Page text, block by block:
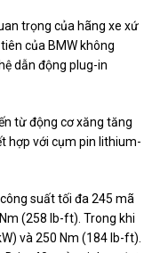
trọng của hãng xe xứ
của BMW không
dẫn động plug-in
từ động cơ xăng tăng
hợp với cụm pin lithium-
suất tối đa 245 mã
(258 lb-ft). Trong khi
và 250 Nm (184 lb-ft).